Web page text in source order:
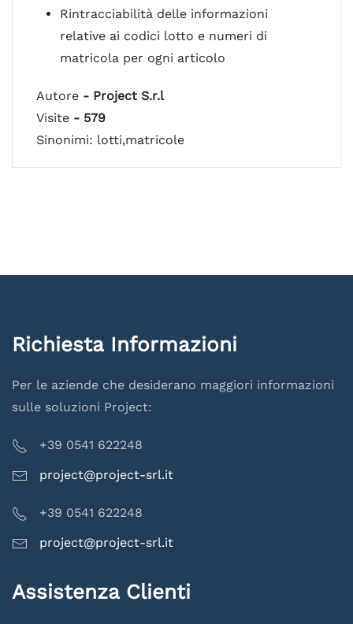
Rintracciabilità delle informazioni
relative ai codici lotto e numeri di
matricola per ogni articolo
Autore - Project S.r.l
Visite - 579
Sinonimi: lotti,matricole
Richiesta Informazioni
Per le aziende che desiderano maggiori informazioni
sulle soluzioni Project:
+39 0541 622248
project@project-srl.it
+39 0541 622248
project@project-srl.it
Assistenza Clienti